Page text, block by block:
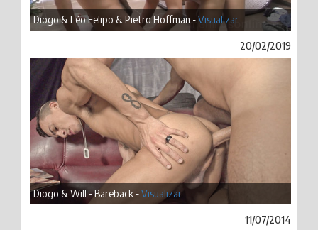
Diogo & Léo Felipo & Pietro Hoffman -Visualizar
20/02/2019
Diogo & Will - Bareback -Visualizar
11/07/2014